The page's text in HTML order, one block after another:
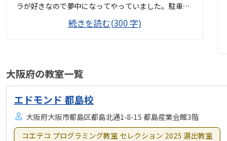
ラが好きなので夢中になってやっていました。駐車場
はひろめなので停めやすかったが、信号に近いので少
し不安もありました。清潔感がありました。冷房も効
られるのは嬉しいと感じました。1回にかかる費用が
安くはないので考えてしまいます。マイクラが好きな
ので夢中になってやっていたので嬉しかったです。褒
められて嬉しそうでした。
続きを読む(300 字)
大阪府の教室一覧
エドモンド 都島校
大阪府大阪市都島区都島北通1-8-15 都島産業会館3階
コエテコ プログラミング教室 セレクション 2025 選出教室